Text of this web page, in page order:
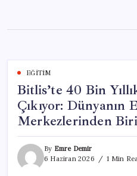
content
EĞITIM
Bitlis’te 40 Bin
Çıkıyor: Dünyanın
Merkezlerinden Biri
By Emre Demir
6 Haziran 2026
1 Min